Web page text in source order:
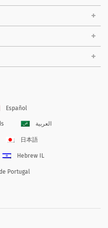
Español
العربية
日本語
Hebrew IL
Portugal